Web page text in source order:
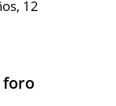
12
foro